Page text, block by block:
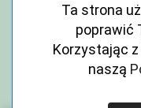
Ta strona
poprawić
Korzystając
naszą